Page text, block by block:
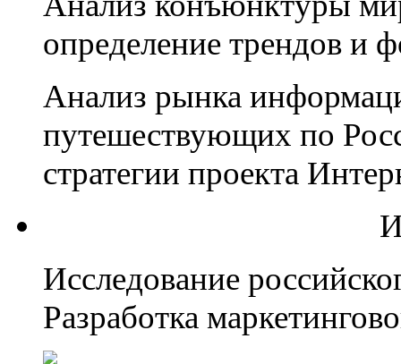
определение трендов и
Анализ рынка
путешествующих по
стратегии проекта
Исследование
Разработка